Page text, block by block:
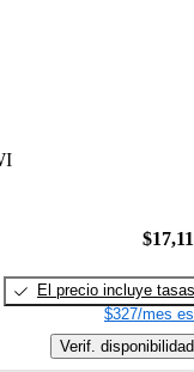
El precio incluye tasas
$327/mes
Verif. disponibilidad